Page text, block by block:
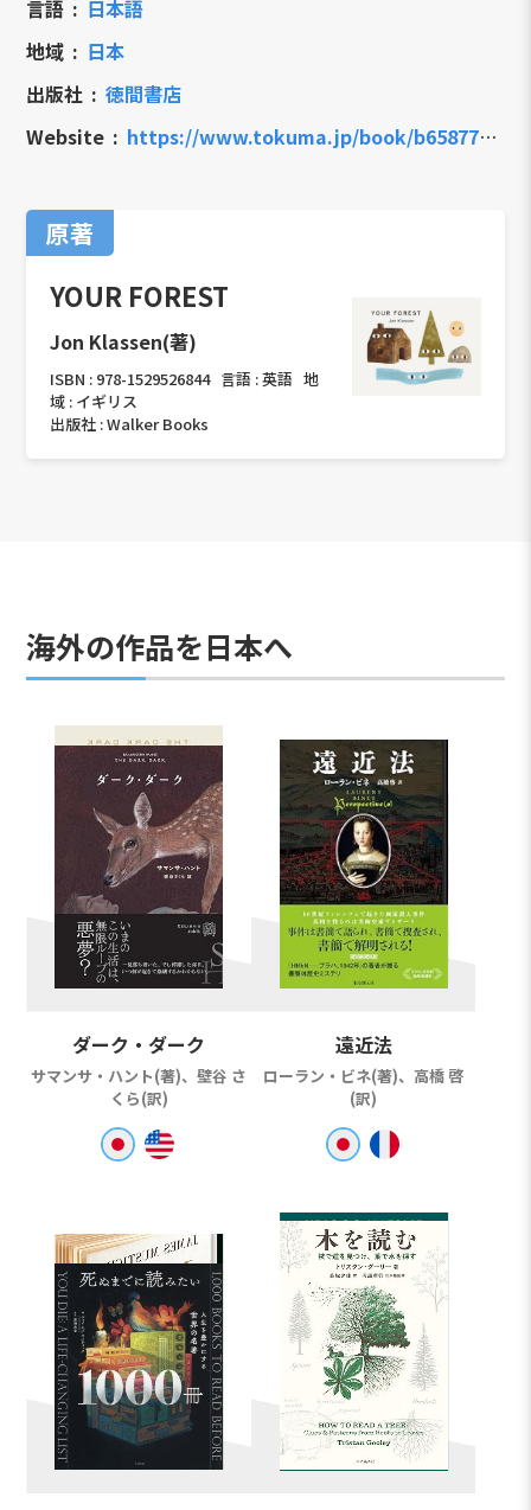
言語
日本語
地域
日本
出版社
徳間書店
Website
https://www.tokuma.jp/book/b658775.html
原著
YOUR FOREST
Jon Klassen(著)
ISBN : 978-1529526844 言語 :英語 地
域 : イギリス
出版社 :Walker Books
海外の作品を日本へ
ダーク・ダーク
サマンサ・ハント(著)、壁谷 さ
くら(訳)
遠近法
ローラン・ビネ(著)、高橋 啓
(訳)